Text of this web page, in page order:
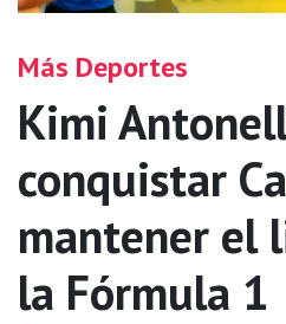
Más Deportes
Kimi
conquistar
mantener el
la Fórmula 1